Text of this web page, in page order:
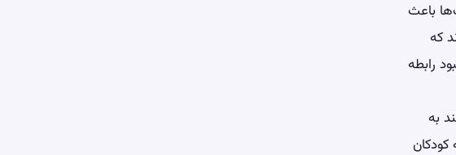
باعث
که
رابطه
به
کودکان